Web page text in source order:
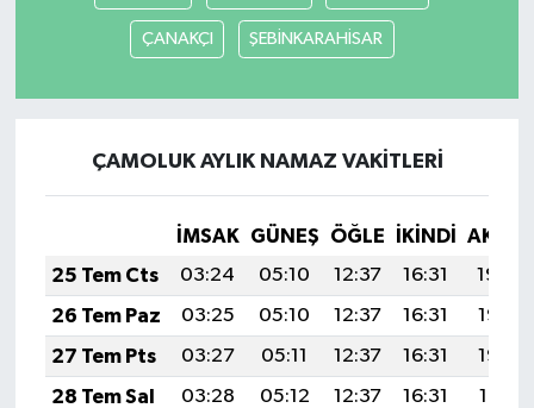
ÇANAKÇI ŞEBİNKARAHİSAR
ÇAMOLUK AYLIK NAMAZ VAKITLERI
İMSAK GÜNEŞ ÖĞLE İKINDI
25 Tem Cts
03:24 05:10 12:37 16:31
19:54
26 Tem Paz
03:25 05:10 12:37 16:31
19:53
27 Tem Pts
03:27 05:11 12:37 16:31
19:52
28 Tem Sal
03:28 05:12 12:37 16:31
19:51